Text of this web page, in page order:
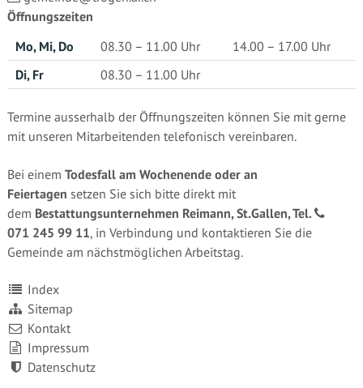
Öffnungszeiten
Mo, Mi, Do
08.30 – 11.00 Uhr
14.00 – 17.00 Uhr
Di, Fr
08.30 – 11.00 Uhr
Termine ausserhalb der Öffnungszeiten können Sie mit gerne
mit unseren Mitarbeitenden telefonisch vereinbaren.
Bei einem Todesfall am Wochenende oder an
Feiertagen setzen Sie sich bitte direkt mit
dem Bestattungsunternehmen Reimann, St.Gallen, Tel.
071 245 99 11, in Verbindung und kontaktieren Sie die
Gemeinde am nächstmöglichen Arbeitstag.
Index
Sitemap
Kontakt
Impressum
Datenschutz